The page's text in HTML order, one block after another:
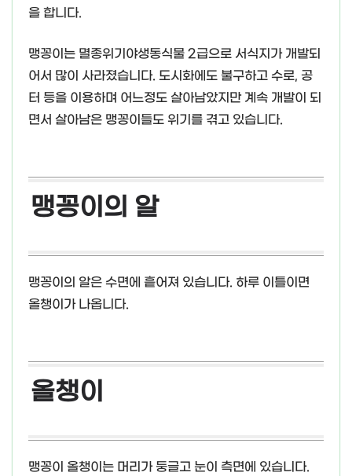
을 합니다.
맹꽁이는 멸종위기야생동식물 2급으로 서식지가 개발되
어서 많이 사라졌습니다. 도시화에도 불구하고 수로, 공
터 등을 이용하며 어느정도 살아남았지만 계속 개발이 되
면서 살아남은 맹꽁이들도 위기를 겪고 있습니다.
맹꽁이의 알
맹꽁이의 알은 수면에 흩어져 있습니다. 하루 이틀이면
올챙이가 나옵니다.
올챙이
맹꽁이 올챙이는 머리가 둥글고 눈이 측면에 있습니다.